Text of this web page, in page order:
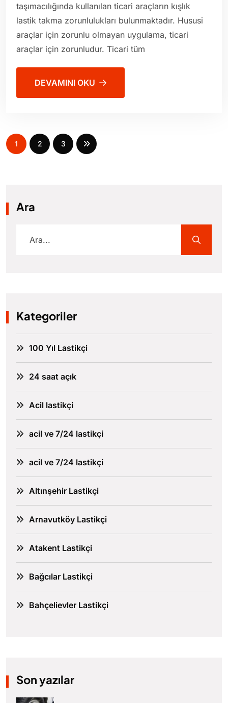
taşımacılığında kullanılan ticari araçların kışlık
lastik takma zorunlulukları bulunmaktadır. Hususi
araçlar için zorunlu olmayan uygulama, ticari
araçlar için zorunludur. Ticari tüm
DEVAMINI OKU
1 2 3
Ara
Kategoriler
100 Yıl Lastikçi
24 saat açık
Acil lastikçi
acil ve 7/24 lastikçi
acil ve 7/24 lastikçi
Altınşehir Lastikçi
Arnavutköy Lastikçi
Atakent Lastikçi
Bağcılar Lastikçi
Bahçelievler Lastikçi
Son yazılar